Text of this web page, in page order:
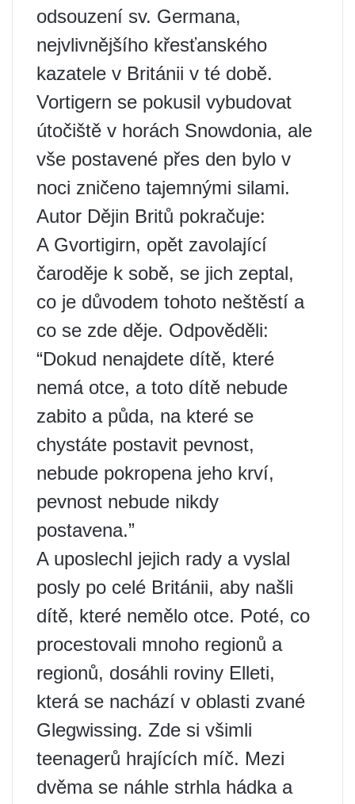
odsouzení sv. Germana,
nejvlivnějšího křesťanského
kazatele v Británii v té době.
Vortigern se pokusil vybudovat
útočiště v horách Snowdonia, ale
vše postavené přes den bylo v
noci zničeno tajemnými silami.
Autor Dějin Britů pokračuje:
A Gvortigirn, opět zavolající
čaroděje k sobě, se jich zeptal,
co je důvodem tohoto neštěstí a
co se zde děje. Odpověděli:
“Dokud nenajdete dítě, které
nemá otce, a toto dítě nebude
zabito a půda, na které se
chystáte postavit pevnost,
nebude pokropena jeho krví,
pevnost nebude nikdy
postavena.”
A uposlechl jejich rady a vyslal
posly po celé Británii, aby našli
dítě, které nemělo otce. Poté, co
procestovali mnoho regionů a
regionů, dosáhli roviny Elleti,
která se nachází v oblasti zvané
Glegwissing. Zde si všimli
teenagerů hrajících míč. Mezi
dvěma se náhle strhla hádka a